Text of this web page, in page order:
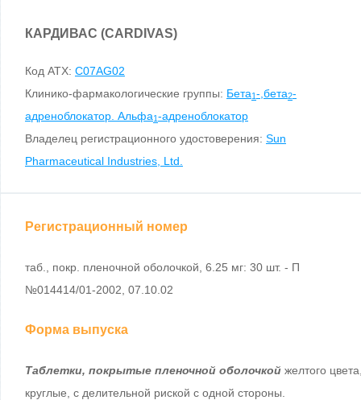
КАРДИВАС (CARDIVAS)
Код ATX: C07AG02
Клинико-фармакологические группы: Бета1 -,бета2-
адреноблокатор. Альфа1 -адреноблокатор
Владелец регистрационного удостоверения: Sun
Pharmaceutical Industries, Ltd.
Регистрационный номер
таб., покр. пленочной оболочкой, 6.25 мг: 30 шт. - П
№014414/01-2002, 07.10.02
Форма выпуска
Таблетки, покрытые пленочной оболочкой желтого
круглые, с делительной риской с одной стороны.